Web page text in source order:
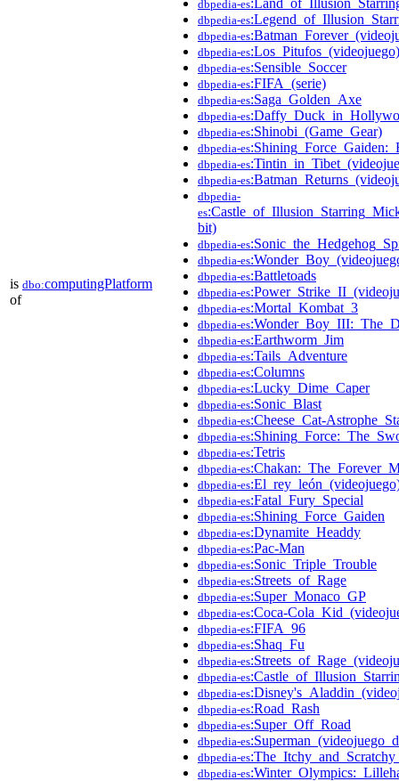
is dbo:computingPlatform
of
dbpedia-es
dbpedia-es
dbpedia-es
dbpedia-es:Los_Pitufos_(videojuego)
dbpedia-es:Sensible_Soccer
dbpedia-es:FIFA_(serie)
dbpedia-es:Saga_Golden_Axe
dbpedia-es
dbpedia-es:Shinobi_(Game_Gear)
dbpedia-es
dbpedia-es
dbpedia-es
dbpedia-
es
bit)
dbpedia-es
dbpedia-es
dbpedia-es:Battletoads
dbpedia-es
dbpedia-es:Mortal_Kombat_3
dbpedia-es
dbpedia-es:Earthworm_Jim
dbpedia-es:Tails_Adventure
dbpedia-es:Columns
dbpedia-es:Lucky_Dime_Caper
dbpedia-es:Sonic_Blast
dbpedia-es:Cheese_Cat-
dbpedia-es
dbpedia-es:Tetris
dbpedia-es
dbpedia-es
dbpedia-es:Fatal_Fury_Special
dbpedia-es:Shining_Force_Gaiden
dbpedia-es:Dynamite_Headdy
dbpedia-es:Pac-Man
dbpedia-es:Sonic_Triple_Trouble
dbpedia-es:Streets_of_Rage
dbpedia-es:Super_Monaco_GP
dbpedia-es:Coca-
dbpedia-es:FIFA_96
dbpedia-es:Shaq_Fu
dbpedia-es
dbpedia-es
dbpedia-es
dbpedia-es:Road_Rash
dbpedia-es:Super_Off_Road
dbpedia-es
dbpedia-es
dbpedia-es